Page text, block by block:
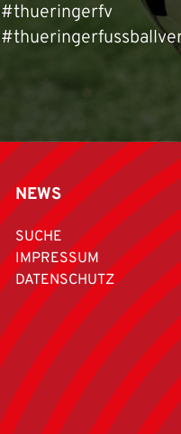
#thueringerfv
NEWS
SUCHE
IMPRESSUM
DATENSCHUTZ